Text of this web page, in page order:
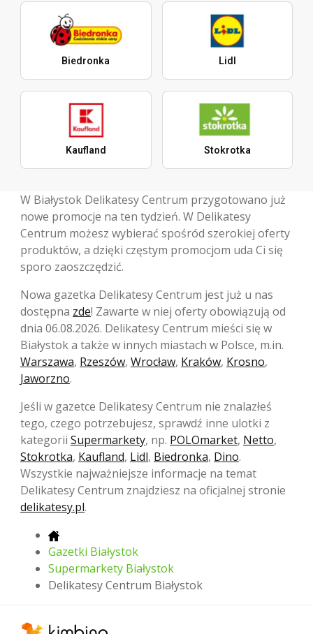
Biedronka Lidl
Kaufland Stokrotka
W Białystok Delikatesy Centrum przygotowano już
nowe promocje na ten tydzień. W Delikatesy
Centrum możesz wybierać spośród szerokiej oferty
produktów, a dzięki częstym promocjom uda Ci się
sporo zaoszczędzić.
Nowa gazetka Delikatesy Centrum jest już u nas
dostępna zde! Zawarte w niej oferty obowiązują od
dnia 06.08.2026. Delikatesy Centrum mieści się w
Białystok a także w innych miastach w Polsce, m.in.
Warszawa, Rzeszów, Wrocław, Kraków, Krosno,
Jaworzno.
Jeśli w gazetce Delikatesy Centrum nie znalazłeś
tego, czego potrzebujesz, sprawdź inne ulotki z
kategorii Supermarkety, np. POLOmarket, Netto,
Stokrotka, Kaufland, Lidl, Biedronka, Dino.
Wszystkie najważniejsze informacje na temat
Delikatesy Centrum znajdziesz na oficjalnej stronie
delikatesy.pl.
Gazetki Białystok
Supermarkety Białystok
Delikatesy Centrum Białystok